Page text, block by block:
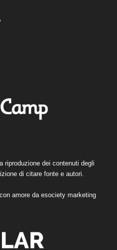
riproduzione dei contenuti degli
di citare fonte e autori.
amore da esociety marketing